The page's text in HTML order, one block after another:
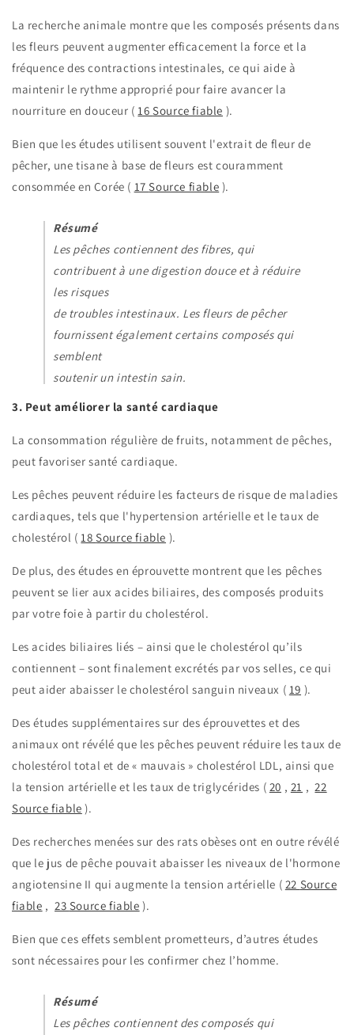
La recherche animale montre que les composés présents dans
les fleurs peuvent augmenter efficacement la force et la
fréquence des contractions intestinales, ce qui aide à
maintenir le rythme approprié pour faire avancer la
nourriture en douceur ( 16Source fiable ).
Bien que les études utilisent souvent l'extrait de fleur de
pêcher, une tisane à base de fleurs est couramment
consommée en Corée ( 17Source fiable ).
Résumé
Les pêches contiennent des fibres, qui
contribuent à une digestion douce et à réduire
les risques
de troubles intestinaux. Les fleurs de pêcher
fournissent également certains composés qui
semblent
soutenir un intestin sain.
3. Peut améliorer la santé cardiaque
La consommation régulière de fruits, notamment de pêches,
peut favoriser santé cardiaque.
Les pêches peuvent réduire les facteurs de risque de maladies
cardiaques, tels que l'hypertension artérielle et le taux de
cholestérol ( 18Source fiable ).
De plus, des études en éprouvette montrent que les pêches
peuvent se lier aux acides biliaires, des composés produits
par votre foie à partir du cholestérol.
Les acides biliaires liés – ainsi que le cholestérol qu’ils
contiennent – ​​sont finalement excrétés par vos selles, ce qui
peut aider abaisser le cholestérol sanguin niveaux ( 19 ).
Des études supplémentaires sur des éprouvettes et des
animaux ont révélé que les pêches peuvent réduire les taux de
cholestérol total et de « mauvais » cholestérol LDL, ainsi que
la tension artérielle et les taux de triglycérides ( 20 , 21 , 22
Source fiable ).
Des recherches menées sur des rats obèses ont en outre révélé
que le jus de pêche pouvait abaisser les niveaux de l'hormone
angiotensine II qui augmente la tension artérielle ( 22 Source
fiable , 23 Source fiable ).
Bien que ces effets semblent prometteurs, d’autres études
sont nécessaires pour les confirmer chez l’homme.
Résumé
Les pêches contiennent des composés qui